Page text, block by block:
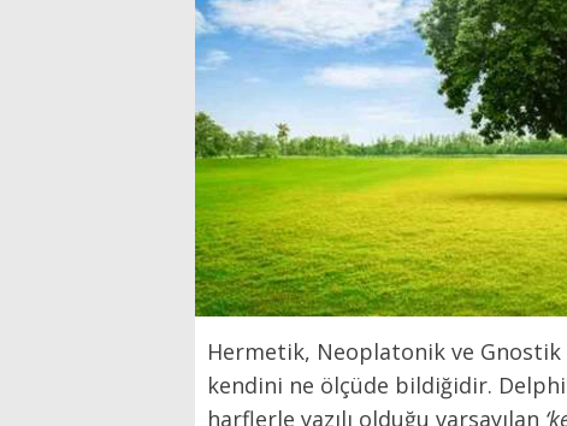
Hermetik, Neoplatonik ve
kendini ne ölçüde bildiğidir.
harflerle yazılı olduğu varsayılan